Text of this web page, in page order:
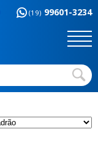
(19) 99601-3234
Sem categoria
Temas básicos